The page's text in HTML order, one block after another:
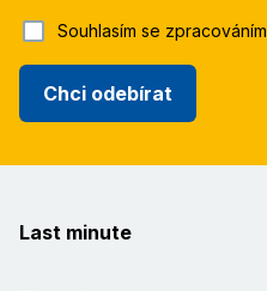
Chci odebírat
Souhlasím se zpracováním
Last minute